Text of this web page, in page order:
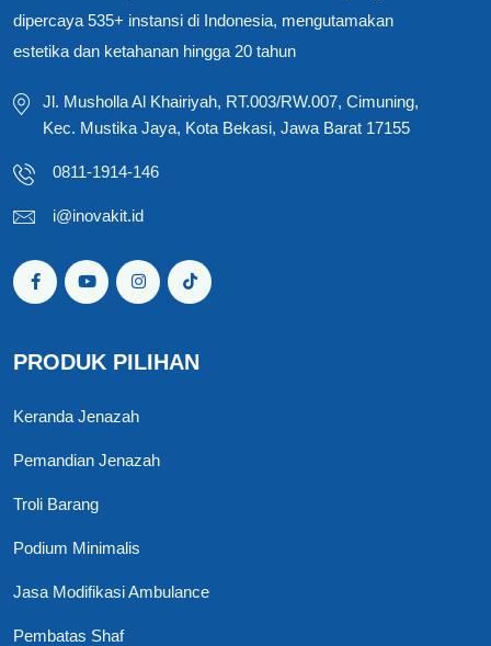
dipercaya 535+ instansi di Indonesia, mengutamakan
estetika dan ketahanan hingga 20 tahun
Jl. Musholla Al Khairiyah, RT.003/RW.007, Cimuning,
Kec. Mustika Jaya, Kota Bekasi, Jawa Barat 17155
0811-1914-146
i@inovakit.id
PRODUK PILIHAN
Keranda Jenazah
Pemandian Jenazah
Troli Barang
Podium Minimalis
Jasa Modifikasi Ambulance
Pembatas Shaf